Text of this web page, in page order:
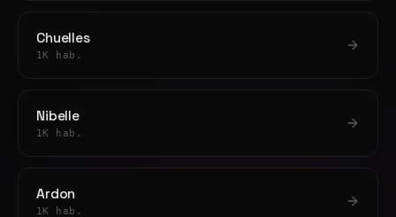
Chuelles
1K hab.
Nibelle
1K hab.
Ardon
1K hab.